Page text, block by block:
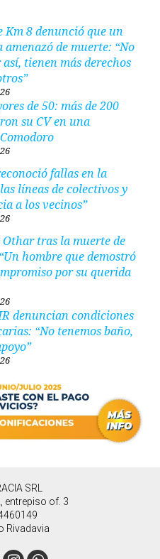
Km 8 denunció que un
de muerte: “No
tienen más derechos
de 50: más de 200
su CV en una
fallas en la
líneas de colectivos y
a los vecinos”
Othar tras la muerte de
hombre que demostró
por su querida
denuncian condiciones
“No tenemos baño,
SRL
entrepiso of. 3
Rivadavia